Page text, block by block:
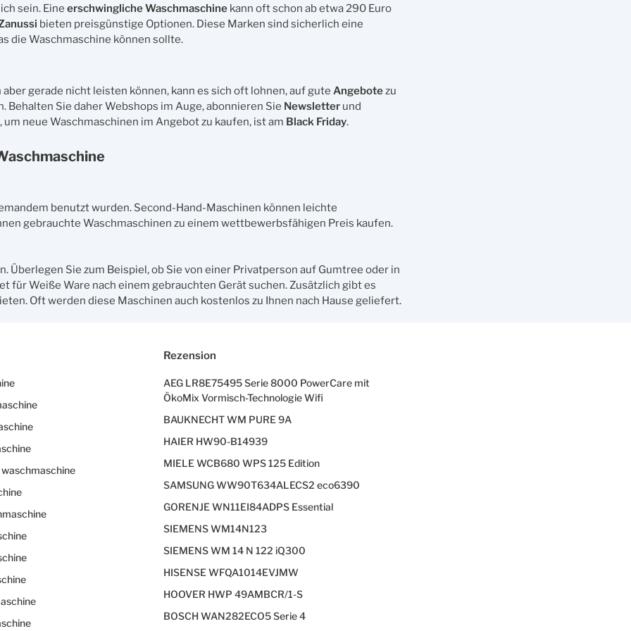
sein. Eine erschwingliche Waschmaschine kann oft schon ab etwa 290 Euro
bieten preisgünstige Optionen. Diese Marken sind sicherlich eine
die Waschmaschine können sollte.
gerade nicht leisten können, kann es sich oft lohnen, auf gute Angebotezu
Behalten Sie daher Webshops im Auge, abonnieren Sie Newsletter und
um neue Waschmaschinen im Angebot zu kaufen, ist am Black Friday.
benutzt wurden. Second-Hand-Maschinen können leichte
gebrauchte Waschmaschinen zu einem wettbewerbsfähigen Preis kaufen.
Überlegen Sie zum Beispiel, ob Sie von einer Privatperson auf Gumtree oder in
für Weiße Ware nach einem gebrauchten Gerät suchen. Zusätzlich gibt es
Oft werden diese Maschinen auch kostenlos zu Ihnen nach Hause geliefert.
Rezension
AEG LR8E75495 Serie 8000 PowerCare mit
ÖkoMix Vormisch-Technologie Wifi
BAUKNECHT WM PURE 9A
HAIER HW90-B14939
MIELE WCB680 WPS 125 Edition
SAMSUNG WW90T634ALECS2 eco6390
GORENJE WN11EI84ADPS Essential
SIEMENS WM14N123
SIEMENS WM 14 N 122 iQ300
HISENSE WFQA1014EVJMW
HOOVER HWP 49AMBCR/1-S
BOSCH WAN282ECO5 Serie 4